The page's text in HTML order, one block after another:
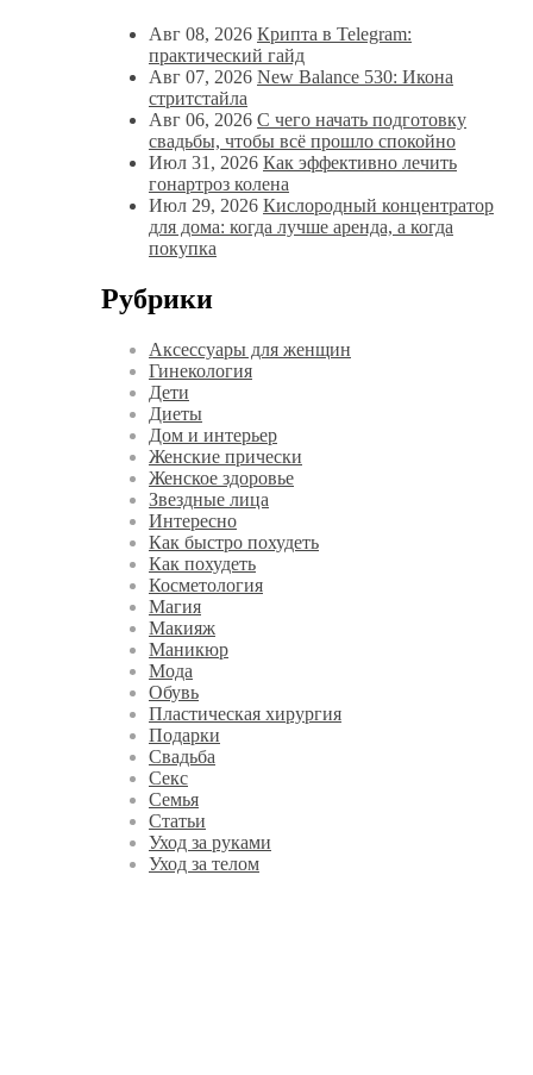
Авг 08, 2026 Крипта в Telegram:
практический гайд
Авг 07, 2026 New Balance 530: Икона
стритстайла
Авг 06, 2026 С чего начать подготовку
свадьбы, чтобы всё прошло спокойно
Июл 31, 2026 Как эффективно лечить
гонартроз колена
Июл 29, 2026 Кислородный концентратор
для дома: когда лучше аренда, а когда
покупка
Рубрики
Аксессуары для женщин
Гинекология
Дети
Диеты
Дом и интерьер
Женские прически
Женское здоровье
Звездные лица
Интересно
Как быстро похудеть
Как похудеть
Косметология
Магия
Макияж
Маникюр
Мода
Обувь
Пластическая хирургия
Подарки
Свадьба
Секс
Семья
Статьи
Уход за руками
Уход за телом